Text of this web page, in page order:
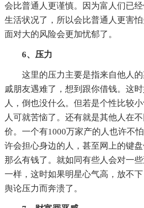
会比普通人更谨慎。因为富人们已
生活状况了，所以会比普通人更害
面对大的风险会更加忧郁了。
6、压力
这里的压力主要是指来自他人的
戚朋友遇难了，想到跟你借钱。这
人，倒也没什么。但若是个性比较
人可就苦恼了。还有就是其他人在
价。一个有1000万家产的人也许不
许会担心身边的人，甚至网上的键
那么有钱了。就如同有些人会对一
一样，这时如果明星心气高，放不
舆论压力而奔溃了。